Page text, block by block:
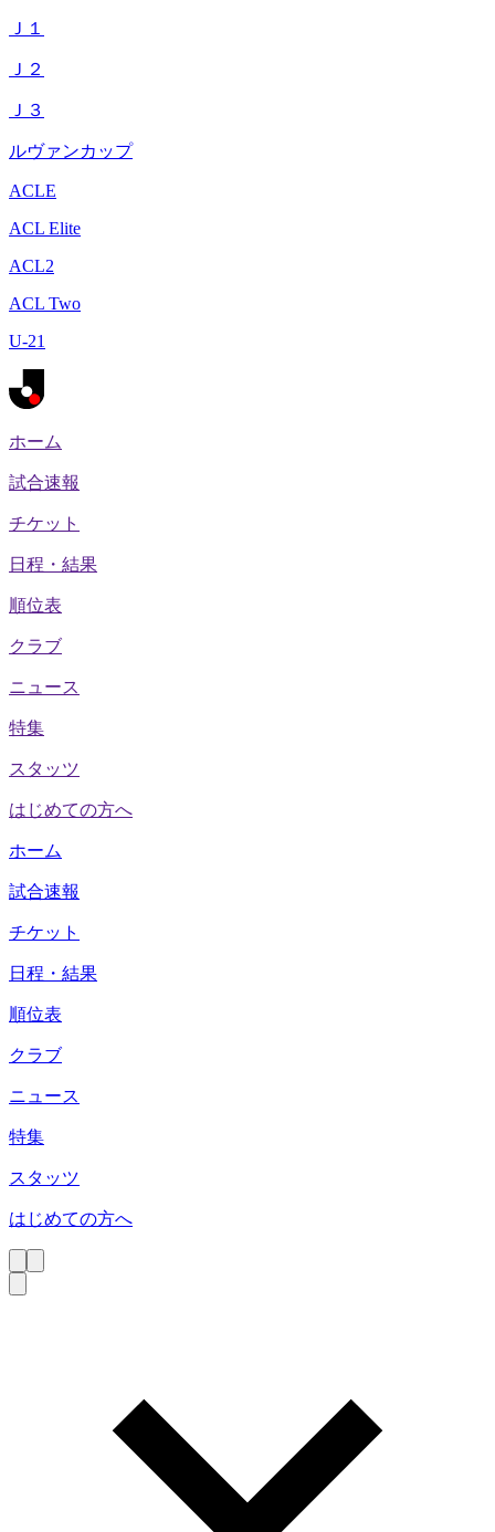
Ｊ１
Ｊ２
Ｊ３
ルヴァンカップ
ACLE
ACL Elite
ACL2
ACL Two
U-21
ホーム
試合速報
チケット
日程・結果
順位表
クラブ
ニュース
特集
スタッツ
はじめての方へ
ホーム
試合速報
チケット
日程・結果
順位表
クラブ
ニュース
特集
スタッツ
はじめての方へ